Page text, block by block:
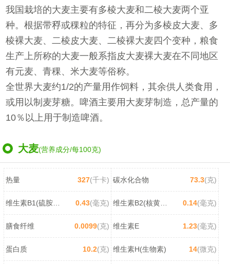
我国栽培的大麦主要有多棱大麦和二棱大麦两个亚
种。根据带稃或稞粒的特征，再分为多棱皮大麦、多
棱裸大麦、二棱皮大麦、二棱裸大麦四个变种，粮食
生产上所称的大麦一般系指皮大麦裸大麦在不同地区
有元麦、青稞、米大麦等俗称。
全世界大麦约1/2的产量用作饲料，其余供人类食用，
或用以制麦芽糖。啤酒主要用大麦芽制造，总产量的
10％以上用于制造啤酒。
大麦(营养成分/每100克)
热量 327(千卡) 碳水化合物 73.3(克)
维生素B1(硫胺素) 0.43(毫克) 维生素B2(核黄素) 0.14(毫克)
膳食纤维 0.0099(克) 维生素E 1.23(毫克)
蛋白质 10.2(克) 维生素H(生物素) 14(微克)